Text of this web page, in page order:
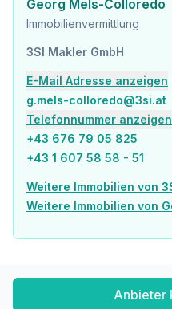
Autobahnanschluss <850m
Angaben Entfernung Luftlinie
Georg Mels-Colloredo
Immobilienvermittlung
3SI Makler GmbH
E-Mail Adresse anzeigen
g.mels-colloredo@3si.at
Telefonnummer anzeigen
+43 676 79 05 825
+43 1 607 58 58 - 51
Weitere Immobilien von
Weitere Immobilien von
Anbieter